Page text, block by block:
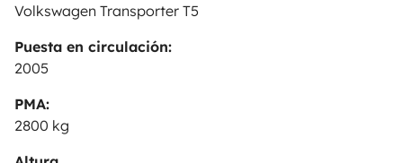
Volkswagen Transporter T5
Puesta en circulación:
2005
PMA:
2800 kg